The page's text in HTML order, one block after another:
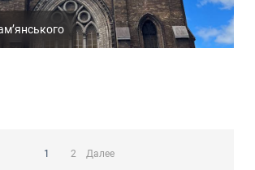
1 2 Далее